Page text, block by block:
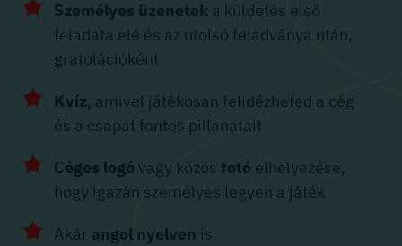
Személyes üzenetek a küldetés első
feladata elé és az utolsó feladványa után,
gratulációként
Kvíz, amivel játékosan felidézheted a cég
és a csapat fontos pillanatait
Céges logó vagy közös fotó elhelyezése,
hogy igazán személyes legyen a játék
Akár angol nyelven is